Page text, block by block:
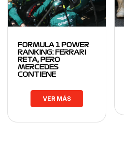
FORMULA 1 POWER
RANKING: FERRARI
RETA, PERO
MERCEDES
CONTIENE
VER MÁS